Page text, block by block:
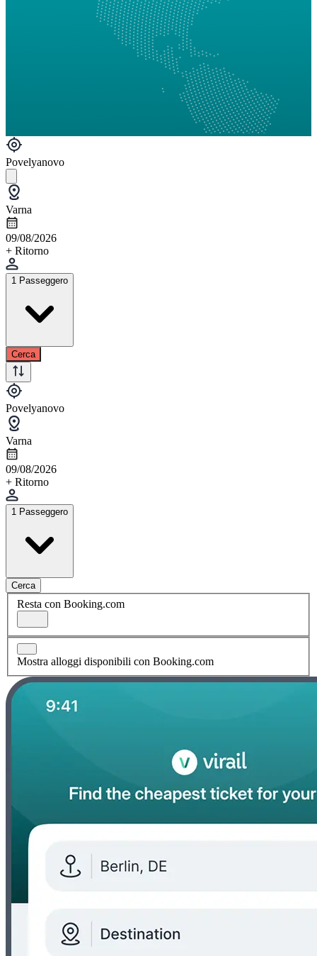
Povelyanovo
Varna
09/08/2026
+ Ritorno
1 Passeggero
Cerca
Povelyanovo
Varna
09/08/2026
+ Ritorno
1 Passeggero
Cerca
Resta con Booking.com
Mostra alloggi disponibili con Booking.com